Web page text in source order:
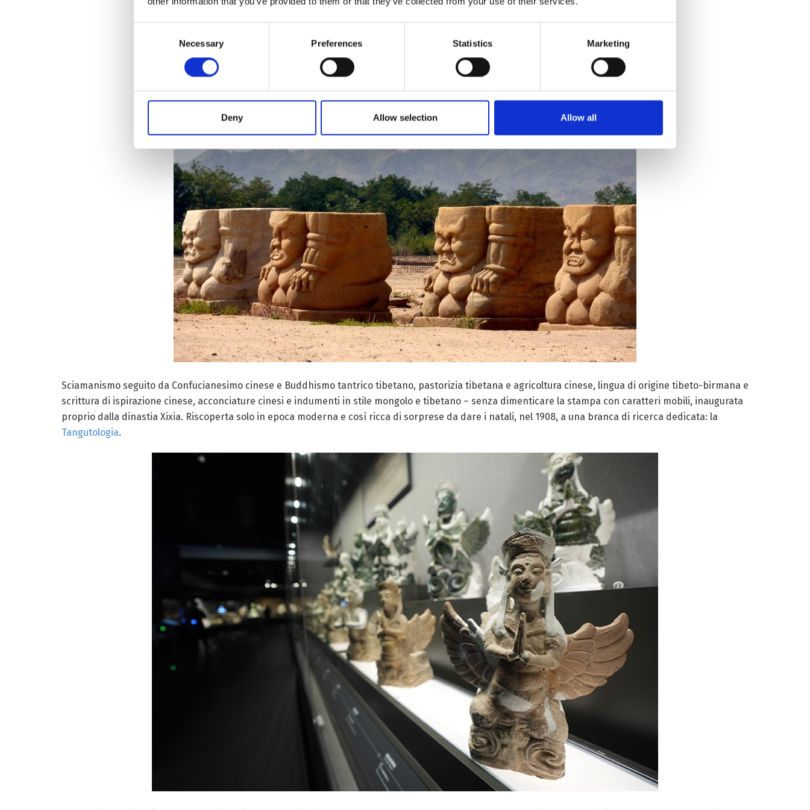
Necessary Preferences Statistics Marketing
Deny Allow selection Allow all
Sciamanismo seguito da Confucianesimo cinese e Buddhismo tantrico tibetano, pastorizia tibetana e agricoltura cinese, lingua di origine tibeto-birmana e
scrittura di ispirazione cinese, acconciature cinesi e indumenti in stile mongolo e tibetano – senza dimenticare la stampa con caratteri mobili, inaugurata
proprio dalla dinastia Xixia. Riscoperta solo in epoca moderna e così ricca di sorprese da dare i natali, nel 1908, a una branca di ricerca dedicata: la
Tangutologia.